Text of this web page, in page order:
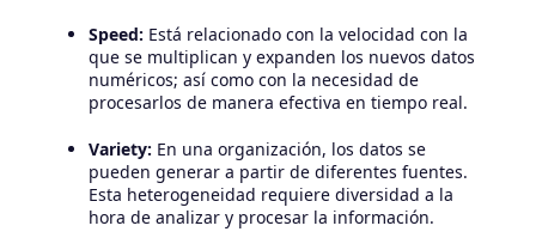
Speed: Está relacionado con la velocidad con la
que se multiplican y expanden los nuevos datos
numéricos; así como con la necesidad de
procesarlos de manera efectiva en tiempo real.
Variety: En una organización, los datos se
pueden generar a partir de diferentes fuentes.
Esta heterogeneidad requiere diversidad a la
hora de analizar y procesar la información.